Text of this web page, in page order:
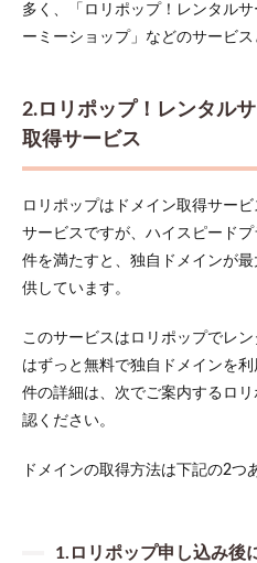
多く、「ロリポップ！レンタル
ーミーショップ」などのサービス
2.ロリポップ！レンタル
取得サービス
ロリポップはドメイン取得サー
サービスですが、ハイスピード
件を満たすと、独自ドメインが
供しています。
このサービスはロリポップでレ
はずっと無料で独自ドメインを
件の詳細は、次でご案内するロ
認ください。
ドメインの取得方法は下記の2つ
1.ロリポップ申し込み後